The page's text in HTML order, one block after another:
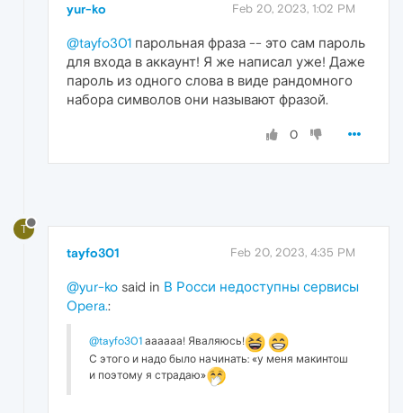
yur-ko Feb 20, 2023, 1:02 PM
@tayfo301 парольная фраза -- это сам пароль
для входа в аккаунт! Я же написал уже! Даже
пароль из одного слова в виде рандомного
набора символов они называют фразой.
0
T
tayfo301 Feb 20, 2023, 4:35 PM
@yur-ko said in В Росси недоступны сервисы
Opera.:
@tayfo301 аааааа! Яваляюсь!
С этого и надо было начинать: «у меня макинтош
и поэтому я страдаю»